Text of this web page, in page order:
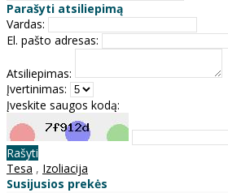
Parašyti atsiliepimą
Vardas:
El. pašto adresas:
Atsiliepimas:
Įvertinimas:
Įveskite saugos kodą:
Rašyti
Tesa , Izoliacija
Susijusios prekės